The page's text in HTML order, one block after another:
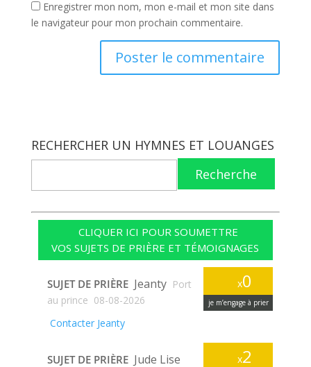
Enregistrer mon nom, mon e-mail et mon site dans
le navigateur pour mon prochain commentaire.
RECHERCHER UN HYMNES ET LOUANGES
Recherche
CLIQUER ICI POUR SOUMETTRE
VOS SUJETS DE PRIÈRE ET TÉMOIGNAGES
x0
je m’engage à prier
SUJET DE PRIÈRE Jeanty Port
au prince 08-08-2026
Contacter Jeanty
x2
SUJET DE PRIÈRE Jude Lise